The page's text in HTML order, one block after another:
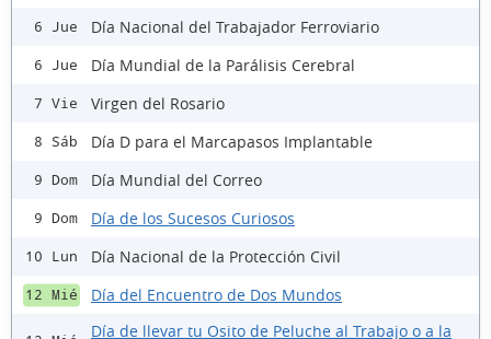
6 Jue Día Nacional del Trabajador Ferroviario
6 Jue Día Mundial de la Parálisis Cerebral
7 Vie Virgen del Rosario
8 Sáb Día D para el Marcapasos Implantable
9 Dom Día Mundial del Correo
9 Dom Día de los Sucesos Curiosos
10 Lun Día Nacional de la Protección Civil
12 Mié Día del Encuentro de Dos Mundos
Día de llevar tu Osito de Peluche al Trabajo o a la